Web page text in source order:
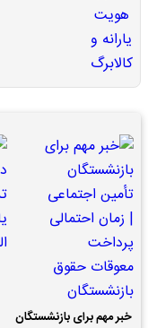
خبر مهم برای بازنشستگان